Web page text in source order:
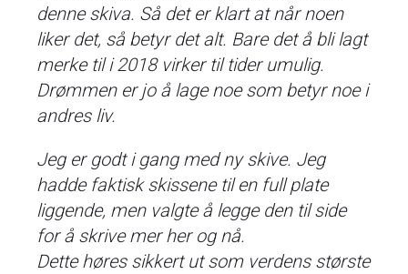
denne skiva. Så det er klart at når noen
liker det, så betyr det alt. Bare det å bli lagt
merke til i 2018 virker til tider umulig.
Drømmen er jo å lage noe som betyr noe i
andres liv.
Jeg er godt i gang med ny skive. Jeg
hadde faktisk skissene til en full plate
liggende, men valgte å legge den til side
for å skrive mer her og nå.
Dette høres sikkert ut som verdens største